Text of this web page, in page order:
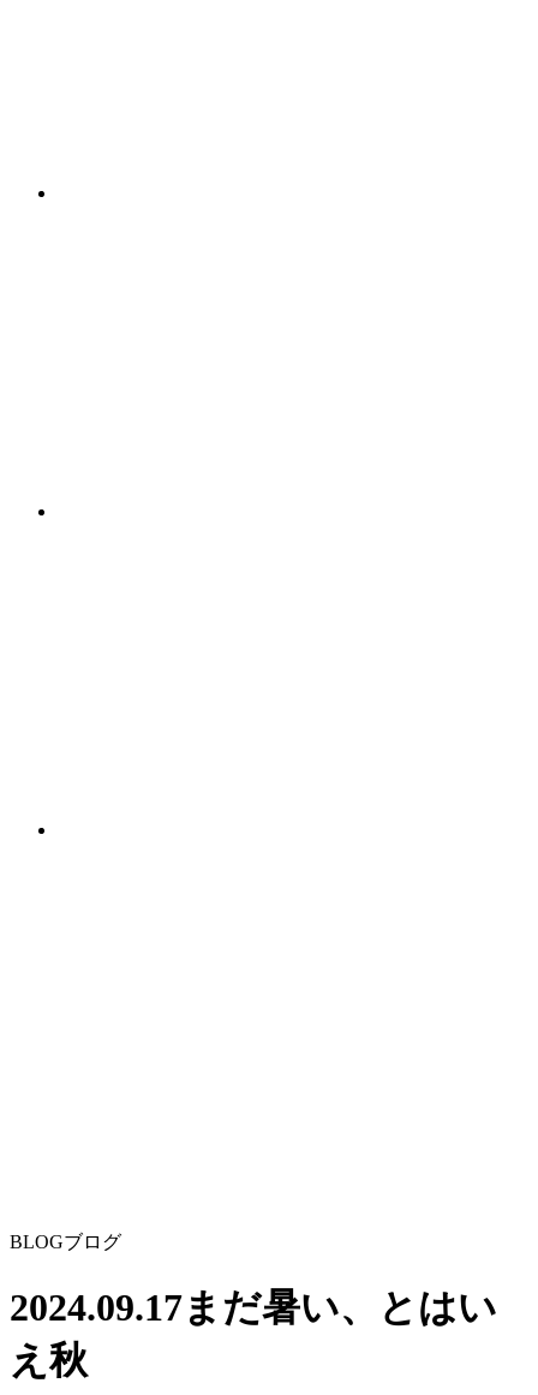
BLOGブログ
2024.09.17まだ暑い、とはい
え秋